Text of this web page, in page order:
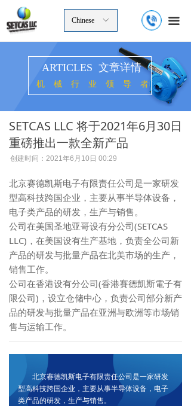
끀
ꀅ
Chinese
SETCAS LLC 将于2021年6月30日
重磅推出一款全新产品
创建时间： 2021年6月10日 00:29
北京赛德凯斯电子有限责任公司是一家研发
型高科技跨国企业，主要从事半导体设备，
电子类产品的研发，生产与销售。
公司在美国圣地亚哥设有分公司(SETCAS
LLC)，在美国设有生产基地，负责全公司新
产品的研发与批量产品在北美市场的生产，
销售工作。
公司在香港设有分公司(香港賽德凱斯電子有
限公司)，设立仓储中心，负责公司部分新产
品的研发与批量产品在亚洲与欧洲等市场销
售与运输工作。
北京赛德凯斯电子有限责任公司是一家研发
型高科技跨国企业，主要从事半导体设备，电子
类产品的研发，生产与销售。
ARTICLES 文章详情
机械行业领导者